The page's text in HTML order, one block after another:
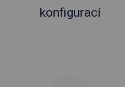
konfigurací